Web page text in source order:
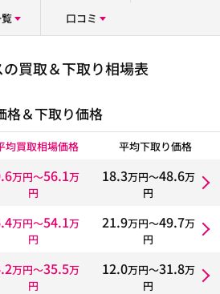
口コミ
の買取＆下取り相場表
格＆下取り価格
均買取相場価格 平均下取り価格
万円〜56.1万
円
18.3万円〜48.6万
円
万円〜54.1万
円
21.9万円〜49.7万
円
万円〜35.5万
円
12.0万円〜31.8万
円